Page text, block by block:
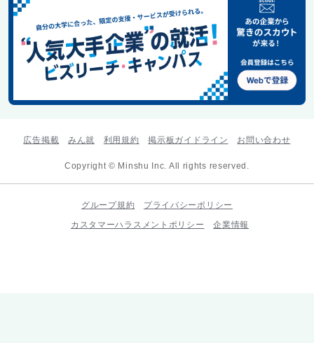
広告掲載 みん就 利用規約 掲示板ガイドライン お問い合わせ
Copyright © Minshu Inc. All rights reserved.
グループ規約
プライバシーポリシー
カスタマーハラスメントポリシー
企業情報